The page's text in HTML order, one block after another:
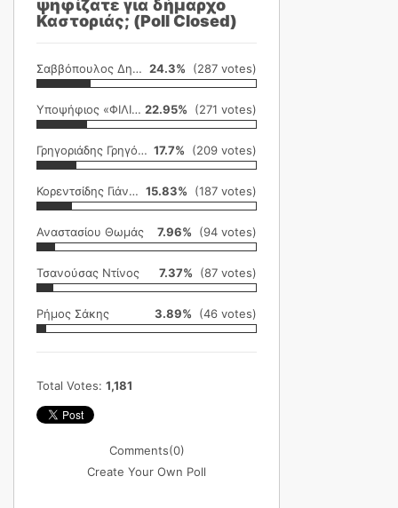
ψηφίζατε για δήμαρχο
Καστοριάς; (Poll Closed)
Σαββόπουλος Δημήτρης 24.3% (287 votes)
Υποψήφιος «ΦΙΛΙΚΗ ΕΤΑΙΡΕΙΑ» 22.95% (271 votes)
Γρηγοριάδης Γρηγόρης 17.7% (209 votes)
Κορεντσίδης Γιάννης 15.83% (187 votes)
Αναστασίου Θωμάς 7.96% (94 votes)
Τσανούσας Ντίνος 7.37% (87 votes)
Ρήμος Σάκης 3.89% (46 votes)
Total Votes: 1,181
Comments(0)
Create Your Own Poll